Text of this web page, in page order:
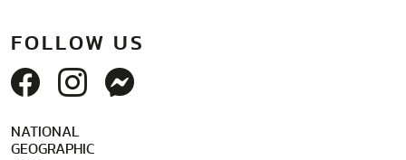
FOLLOW US
NATIONAL
GEOGRAPHIC